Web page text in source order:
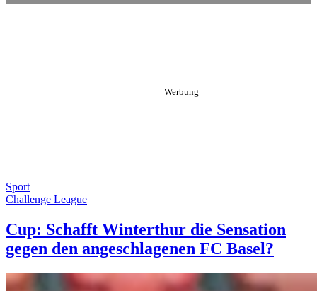
Sport
Challenge League
Cup: Schafft Winterthur die Sensation
gegen den angeschlagenen FC Basel?